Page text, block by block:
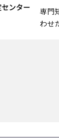
専門
わせ